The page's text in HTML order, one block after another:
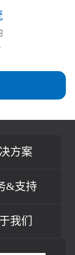
方案
&支持
我们